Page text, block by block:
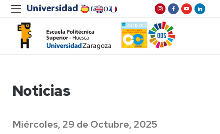
Noticias
Miércoles, 29 de Octubre, 2025